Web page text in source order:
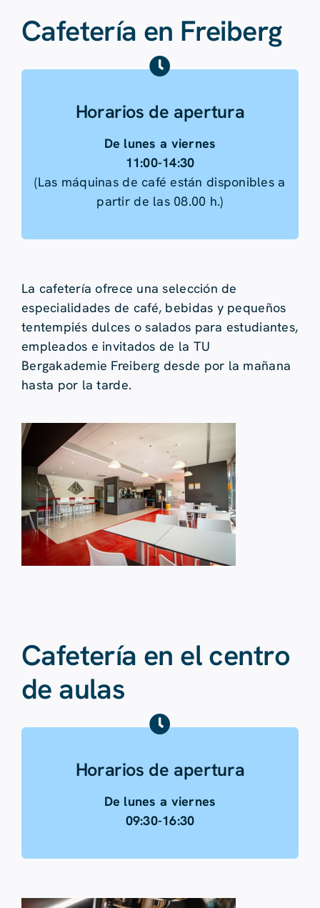
Cafetería en Freiberg
Horarios de apertura
De lunes a viernes
11:00-14:30
(Las máquinas de café están disponibles a
partir de las 08.00 h.)
La cafetería ofrece una selección de
especialidades de café, bebidas y pequeños
tentempiés dulces o salados para estudiantes,
empleados e invitados de la TU
Bergakademie Freiberg desde por la mañana
hasta por la tarde.
Cafetería en el centro
de aulas
Horarios de apertura
De lunes a viernes
09:30-16:30